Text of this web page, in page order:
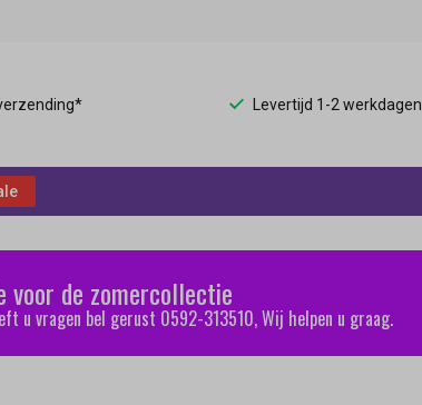
Levertijd 1-2 werkdagen
voor de zomercollectie
u vragen bel gerust 0592-313510, Wij helpen u graag.